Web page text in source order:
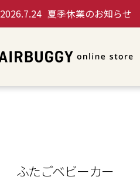
2026.7.24 夏季休業のお知らせ
ふたごベビーカー